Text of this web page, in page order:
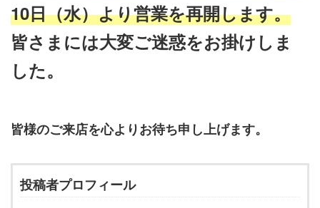
10日（水）より営業を再開します。
皆さまには大変ご迷惑をお掛けしま
した。
皆様のご来店を心よりお待ち申し上げます。
投稿者プロフィール